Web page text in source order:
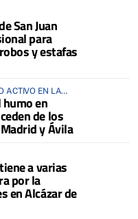
San Juan
para
y estafas
ACTIVO EN LA
en
de los
y Ávila
a varias
por la
en Alcázar de